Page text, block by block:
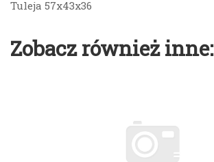
Tuleja 57x43x36
Zobacz również inne: